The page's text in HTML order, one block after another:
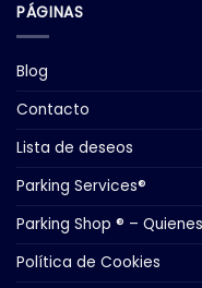
PÁGINAS
Blog
Contacto
Lista de deseos
Parking Services®
Parking Shop ® –
Política de Cookies